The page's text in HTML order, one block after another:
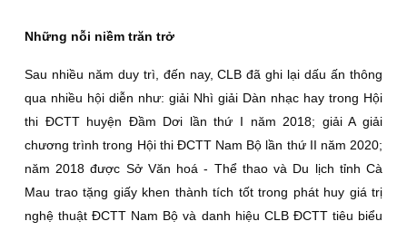
Những nỗi niềm trăn trở
Sau nhiều năm duy trì, đến nay, CLB đã ghi lại dấu ấn thông
qua nhiều hội diễn như: giải Nhì giải Dàn nhạc hay trong Hội
thi ÐCTT huyện Ðầm Dơi lần thứ I năm 2018; giải A giải
chương trình trong Hội thi ÐCTT Nam Bộ lần thứ II năm 2020;
năm 2018 được Sở Văn hoá - Thể thao và Du lịch tỉnh Cà
Mau trao tặng giấy khen thành tích tốt trong phát huy giá trị
nghệ thuật ÐCTT Nam Bộ và danh hiệu CLB ÐCTT tiêu biểu